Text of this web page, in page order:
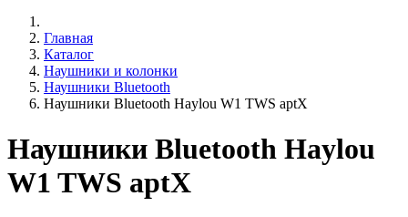
Главная
Каталог
Наушники и колонки
Наушники Bluetooth
Наушники Bluetooth Haylou W1 TWS aptX
Наушники Bluetooth Haylou
W1 TWS aptX